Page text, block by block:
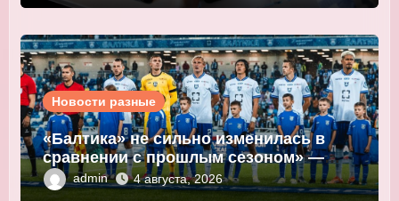
Новости разные
«Балтика» не сильно изменилась в
сравнении с прошлым сезоном» —
Морadmin 4 августа, 2026